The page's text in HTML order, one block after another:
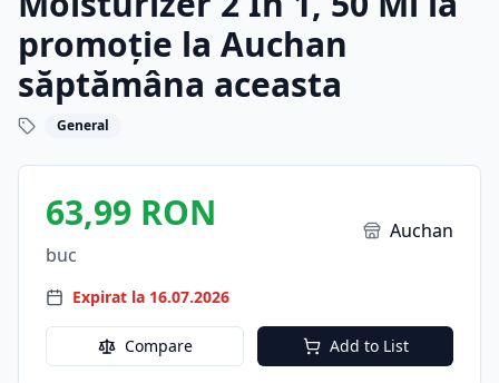
promoție la Auchan
săptămâna aceasta
General
63,99 RON
buc
Auchan
Expirat la 16.07.2026
Compare Add to List